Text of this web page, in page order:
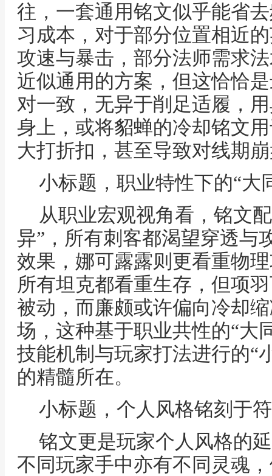
往，一套通用铭文似乎能省
习成本，对于部分位置相近
攻速与暴击，部分法师需求
近似通用的方案，但这恰恰
对一致，无异于削足适履，
身上，或将貂蝉的冷却铭文
大打折扣，甚至导致对线期
小标题，职业特性下的“大
从职业宏观视角看，铭文
异”，所有刺客都渴望穿透与
效果，娜可露露则更看重物
所有坦克都看重生存，但项
被动，而廉颇或许偏向冷却
场，这种基于职业共性的“大
技能机制与玩家打法进行的“
的精髓所在。
小标题，个人风格铭刻于
铭文更是玩家个人风格的
不同玩家手中亦有不同灵魂